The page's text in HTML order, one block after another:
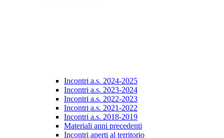
Incontri a.s. 2024-2025
Incontri a.s. 2023-2024
Incontri a.s. 2022-2023
Incontri a.s. 2021-2022
Incontri a.s. 2018-2019
Materiali anni precedenti
Incontri aperti al territorio